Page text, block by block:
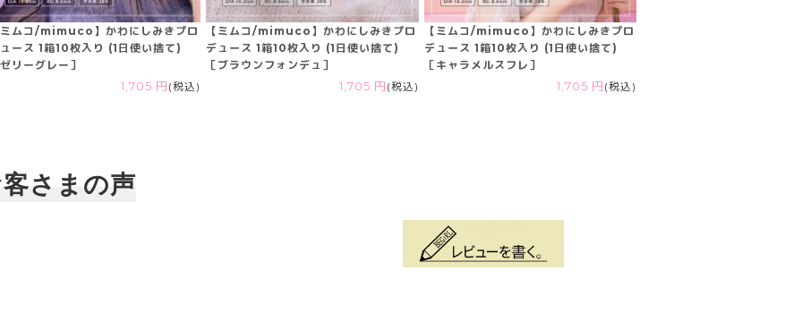
ミムコ/mimuco】かわにしみきプロ
ース 1箱10枚入り (1日使い捨て)
ゼリーグレー］
1,705 円 (税込)
【ミムコ/mimuco】かわにしみきプロ
デュース 1箱10枚入り (1日使い捨て)
［ブラウンフォンデュ］
1,705 円 (税込)
【ミムコ/mimuco】かわにしみきプロ
デュース 1箱10枚入り (1日使い捨て)
［キャラメルスフレ］
1,705 円 (税込)
さまの声